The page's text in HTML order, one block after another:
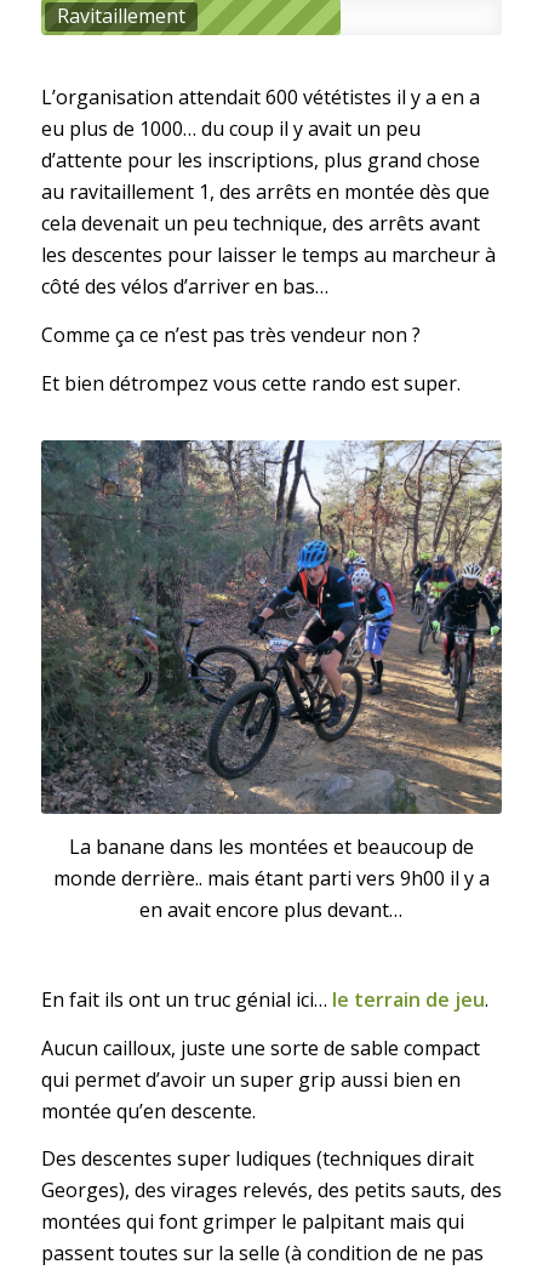
Ravitaillement
L’organisation attendait 600 vététistes il y a en a
eu plus de 1000… du coup il y avait un peu
d’attente pour les inscriptions, plus grand chose
au ravitaillement 1, des arrêts en montée dès que
cela devenait un peu technique, des arrêts avant
les descentes pour laisser le temps au marcheur à
côté des vélos d’arriver en bas…
Comme ça ce n’est pas très vendeur non ?
Et bien détrompez vous cette rando est super.
La banane dans les montées et beaucoup de
monde derrière.. mais étant parti vers 9h00 il y a
en avait encore plus devant…
En fait ils ont un truc génial ici… le terrain de jeu.
Aucun cailloux, juste une sorte de sable compact
qui permet d’avoir un super grip aussi bien en
montée qu’en descente.
Des descentes super ludiques (techniques dirait
Georges), des virages relevés, des petits sauts, des
montées qui font grimper le palpitant mais qui
passent toutes sur la selle (à condition de ne pas